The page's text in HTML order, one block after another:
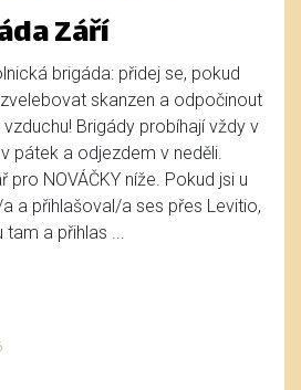
Září
brigáda: přidej se, pokud
skanzen a odpočinout
Brigády probíhají vždy v
pátek a odjezdem v neděli.
pro NOVÁČKY níže. Pokud jsi u
a přihlašoval/a ses přes Levitio,
tam a přihlas ...